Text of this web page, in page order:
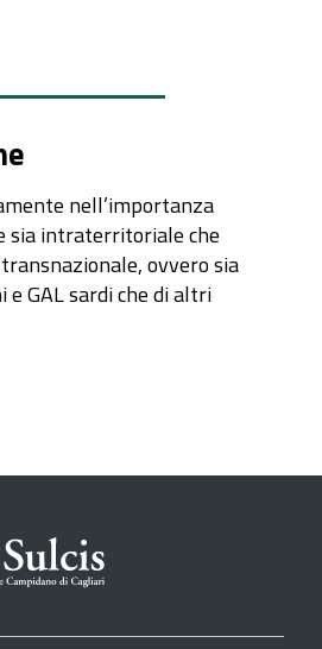
nell’importanza
sia intraterritoriale che
ovvero sia
GAL sardi che di altri